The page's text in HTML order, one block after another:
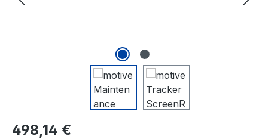
Regulärer Preis:
498,14 €